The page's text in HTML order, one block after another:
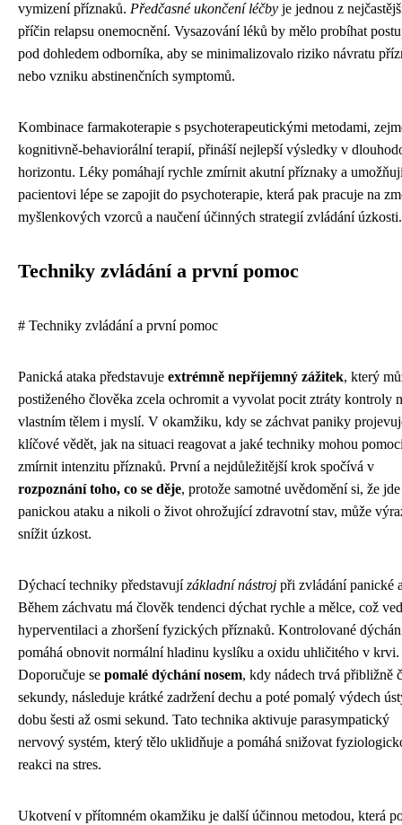
vymizení příznaků. Předčasné ukončení léčby je jednou z
příčin relapsu onemocnění. Vysazování léků by mělo probíhat
pod dohledem odborníka, aby se minimalizovalo riziko návratu
nebo vzniku abstinenčních symptomů.
Kombinace farmakoterapie s psychoterapeutickými metodami,
kognitivně-behaviorální terapií, přináší nejlepší výsledky v
horizontu. Léky pomáhají rychle zmírnit akutní příznaky a
pacientovi lépe se zapojit do psychoterapie, která pak pracuje na
myšlenkových vzorců a naučení účinných strategií zvládání úzkosti.
Techniky zvládání a první pomoc
# Techniky zvládání a první pomoc
Panická ataka představuje extrémně nepříjemný zážitek, který
postiženého člověka zcela ochromit a vyvolat pocit ztráty kontroly
vlastním tělem i myslí. V okamžiku, kdy se záchvat paniky
klíčové vědět, jak na situaci reagovat a jaké techniky mohou
zmírnit intenzitu příznaků. První a nejdůležitější krok spočívá v
rozpoznání toho, co se děje, protože samotné uvědomění si, že
panickou ataku a nikoli o život ohrožující zdravotní stav, může
snížit úzkost.
Dýchací techniky představujízákladní nástroj při zvládání panické
Během záchvatu má člověk tendenci dýchat rychle a mělce, což
hyperventilaci a zhoršení fyzických příznaků. Kontrolované
pomáhá obnovit normální hladinu kyslíku a oxidu uhličitého v krvi.
Doporučuje se pomalé dýchání nosem, kdy nádech trvá přibližně
sekundy, následuje krátké zadržení dechu a poté pomalý výdech
dobu šesti až osmi sekund. Tato technika aktivuje parasympatický
nervový systém, který tělo uklidňuje a pomáhá snižovat
reakci na stres.
Ukotvení v přítomném okamžiku je další účinnou metodou, která